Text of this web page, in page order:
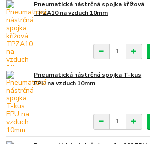
Pneumatická nástrčná spojka křížová
TPZA10 na vzduch 10mm
Pneumatická nástrčná spojka T-kus
EPU na vzduch 10mm